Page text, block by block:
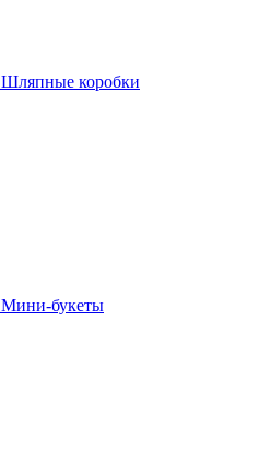
Шляпные коробки
Мини-букеты